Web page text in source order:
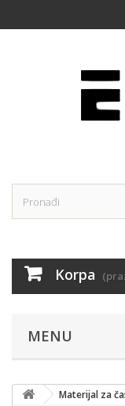
Korpa
MENU
Materijal za